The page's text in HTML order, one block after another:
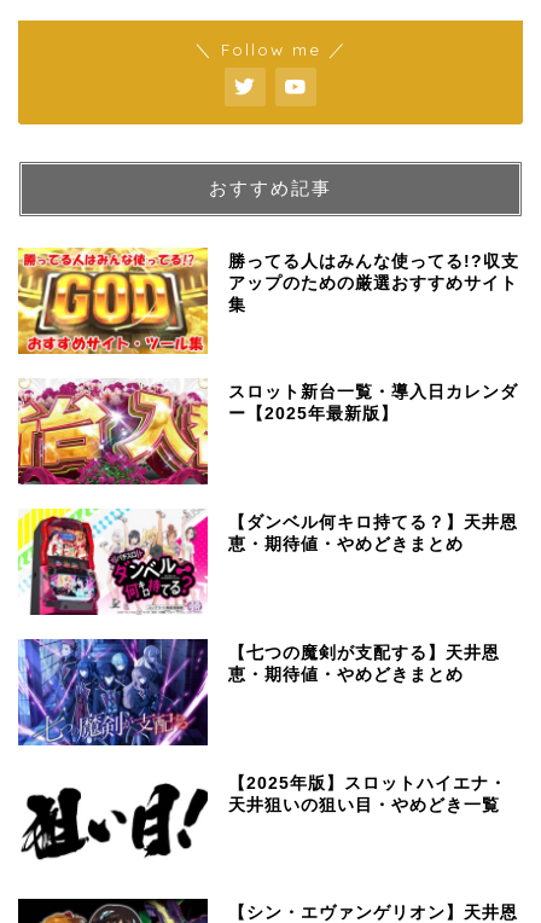
＼ Follow me ／
おすすめ記事
勝ってる人はみんな使ってる!?収支
アップのための厳選おすすめサイト
集
スロット新台一覧・導入日カレンダ
ー【2025年最新版】
【ダンベル何キロ持てる？】天井恩
恵・期待値・やめどきまとめ
【七つの魔剣が支配する】天井恩
恵・期待値・やめどきまとめ
【2025年版】スロットハイエナ・
天井狙いの狙い目・やめどき一覧
【シン・エヴァンゲリオン】天井恩